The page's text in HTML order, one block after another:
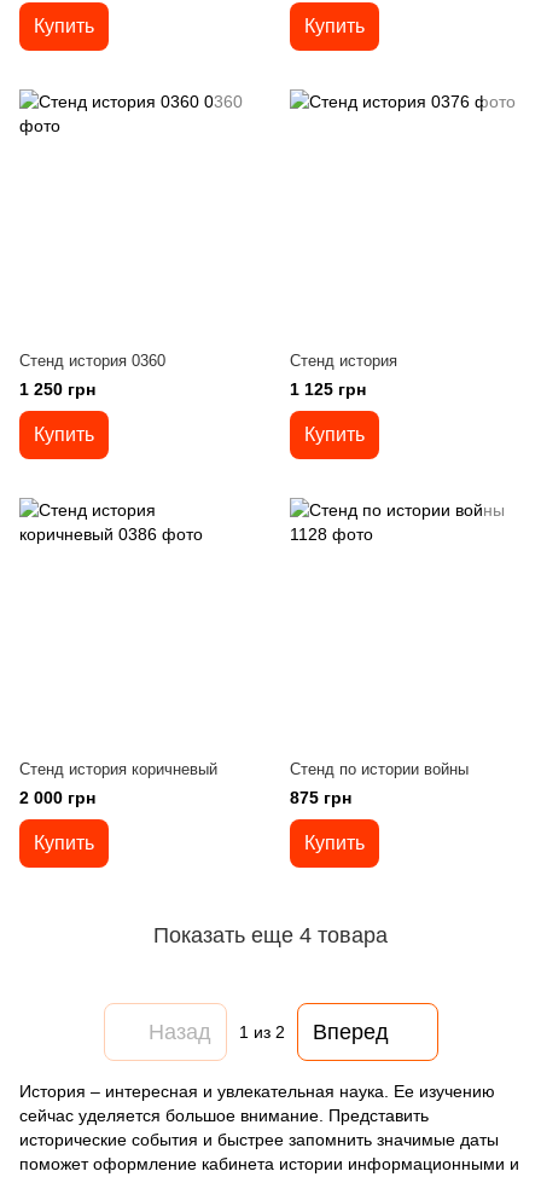
Купить Купить
Стенд история 0360
1 250 грн
Купить
Стенд история
1 125 грн
Купить
Стенд история коричневый
2 000 грн
Купить
Стенд по истории войны
875 грн
Купить
Показать еще 4 товара
Назад 1 из 2 Вперед
История – интересная и увлекательная наука. Ее изучению
сейчас уделяется большое внимание. Представить
исторические события и быстрее запомнить значимые даты
поможет оформление кабинета истории информационными и